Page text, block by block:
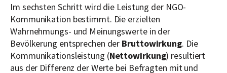
Im sechsten Schritt wird die Leistung der NGO-
Kommunikation bestimmt. Die erzielten
Wahrnehmungs- und Meinungswerte in der
Bevölkerung entsprechen der Bruttowirkung. Die
Kommunikationsleistung (Nettowirkung) resultiert
aus der Differenz der Werte bei Befragten mit und